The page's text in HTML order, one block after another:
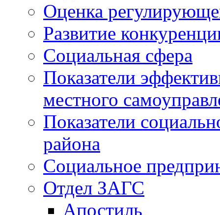
Оценка
Развитие
Социальная сфера
Показатели
местного
Показатели
района
Социальное
Отдел ЗАГС
Апостиль